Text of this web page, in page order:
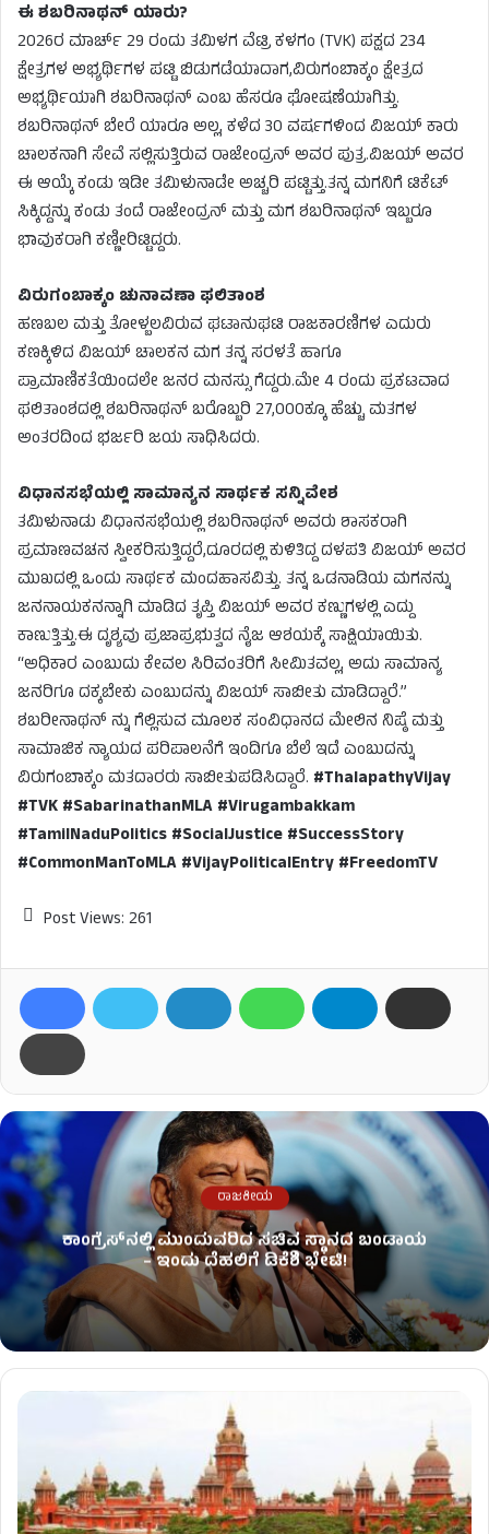
ಈ ಶಬರಿನಾಥನ್ ಯಾರು?
2026ರ ಮಾರ್ಚ್ 29 ರಂದು ತಮಿಳಗ ವೆಟ್ರಿ ಕಳಗಂ (TVK) ಪಕ್ಷದ 234
ಕ್ಷೇತ್ರಗಳ ಅಭ್ಯರ್ಥಿಗಳ ಪಟ್ಟಿ ಬಿಡುಗಡೆಯಾದಾಗ,ವಿರುಗಂಬಾಕ್ಕಂ ಕ್ಷೇತ್ರದ
ಅಭ್ಯರ್ಥಿಯಾಗಿ ಶಬರಿನಾಥನ್ ಎಂಬ ಹೆಸರೂ ಘೋಷಣೆಯಾಗಿತ್ತು.
ಶಬರಿನಾಥನ್ ಬೇರೆ ಯಾರೂ ಅಲ್ಲ, ಕಳೆದ 30 ವರ್ಷಗಳಿಂದ ವಿಜಯ್ ಕಾರು
ಚಾಲಕನಾಗಿ ಸೇವೆ ಸಲ್ಲಿಸುತ್ತಿರುವ ರಾಜೇಂದ್ರನ್ ಅವರ ಪುತ್ರ.ವಿಜಯ್ ಅವರ
ಈ ಆಯ್ಕೆ ಕಂಡು ಇಡೀ ತಮಿಳುನಾಡೇ ಅಚ್ಚರಿ ಪಟ್ಟಿತ್ತು.ತನ್ನ ಮಗನಿಗೆ ಟಿಕೆಟ್
ಸಿಕ್ಕಿದ್ದನ್ನು ಕಂಡು ತಂದೆ ರಾಜೇಂದ್ರನ್ ಮತ್ತು ಮಗ ಶಬರಿನಾಥನ್ ಇಬ್ಬರೂ
ಭಾವುಕರಾಗಿ ಕಣ್ಣೀರಿಟ್ಟಿದ್ದರು.
ವಿರುಗಂಬಾಕ್ಕಂ ಚುನಾವಣಾ ಫಲಿತಾಂಶ
ಹಣಬಲ ಮತ್ತು ತೋಳ್ಬಲವಿರುವ ಘಟಾನುಘಟಿ ರಾಜಕಾರಣಿಗಳ ಎದುರು
ಕಣಕ್ಕಿಳಿದ ವಿಜಯ್ ಚಾಲಕನ ಮಗ ತನ್ನ ಸರಳತೆ ಹಾಗೂ
ಪ್ರಾಮಾಣಿಕತೆಯಿಂದಲೇ ಜನರ ಮನಸ್ಸು ಗೆದ್ದರು.ಮೇ 4 ರಂದು ಪ್ರಕಟವಾದ
ಫಲಿತಾಂಶದಲ್ಲಿ ಶಬರಿನಾಥನ್ ಬರೊಬ್ಬರಿ 27,000ಕ್ಕೂ ಹೆಚ್ಚು ಮತಗಳ
ಅಂತರದಿಂದ ಭರ್ಜರಿ ಜಯ ಸಾಧಿಸಿದರು.
ವಿಧಾನಸಭೆಯಲ್ಲಿ ಸಾಮಾನ್ಯನ ಸಾರ್ಥಕ ಸನ್ನಿವೇಶ
ತಮಿಳುನಾಡು ವಿಧಾನಸಭೆಯಲ್ಲಿ ಶಬರಿನಾಥನ್ ಅವರು ಶಾಸಕರಾಗಿ
ಪ್ರಮಾಣವಚನ ಸ್ವೀಕರಿಸುತ್ತಿದ್ದರೆ,ದೂರದಲ್ಲಿ ಕುಳಿತಿದ್ದ ದಳಪತಿ ವಿಜಯ್ ಅವರ
ಮುಖದಲ್ಲಿ ಒಂದು ಸಾರ್ಥಕ ಮಂದಹಾಸವಿತ್ತು. ತನ್ನ ಒಡನಾಡಿಯ ಮಗನನ್ನು
ಜನನಾಯಕನನ್ನಾಗಿ ಮಾಡಿದ ತೃಪ್ತಿ ವಿಜಯ್ ಅವರ ಕಣ್ಣುಗಳಲ್ಲಿ ಎದ್ದು
ಕಾಣುತ್ತಿತ್ತು.ಈ ದೃಶ್ಯವು ಪ್ರಜಾಪ್ರಭುತ್ವದ ನೈಜ ಆಶಯಕ್ಕೆ ಸಾಕ್ಷಿಯಾಯಿತು.
“ಅಧಿಕಾರ ಎಂಬುದು ಕೇವಲ ಸಿರಿವಂತರಿಗೆ ಸೀಮಿತವಲ್ಲ, ಅದು ಸಾಮಾನ್ಯ
ಜನರಿಗೂ ದಕ್ಕಬೇಕು ಎಂಬುದನ್ನು ವಿಜಯ್ ಸಾಬೀತು ಮಾಡಿದ್ದಾರೆ.”
ಶಬರೀನಾಥನ್ ನ್ನು ಗೆಲ್ಲಿಸುವ ಮೂಲಕ ಸಂವಿಧಾನದ ಮೇಲಿನ ನಿಷ್ಠೆ ಮತ್ತು
ಸಾಮಾಜಿಕ ನ್ಯಾಯದ ಪರಿಪಾಲನೆಗೆ ಇಂದಿಗೂ ಬೆಲೆ ಇದೆ ಎಂಬುದನ್ನು
ವಿರುಗಂಬಾಕ್ಕಂ ಮತದಾರರು ಸಾಬೀತುಪಡಿಸಿದ್ದಾರೆ. #ThalapathyVijay
#TVK #SabarinathanMLA #Virugambakkam
#TamilNaduPolitics #SocialJustice #SuccessStory
#CommonManToMLA #VijayPoliticalEntry #FreedomTV
Post Views: 261
ರಾಜಕೀಯ
ಕಾಂಗ್ರೆಸ್​ನಲ್ಲಿ ಮುಂದುವರಿದ ಸಚಿವ ಸ್ಥಾನದ ಬಂಡಾಯ
– ಇಂದು ದೆಹಲಿಗೆ ಡಿಕೆಶಿ ಭೇಟಿ!